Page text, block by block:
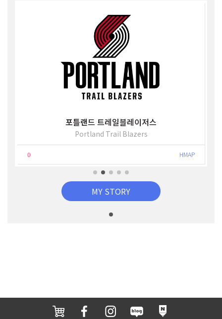
포틀랜드 트레일블레이저스
Portland Trail Blazers
0 HMAP
MY STORY